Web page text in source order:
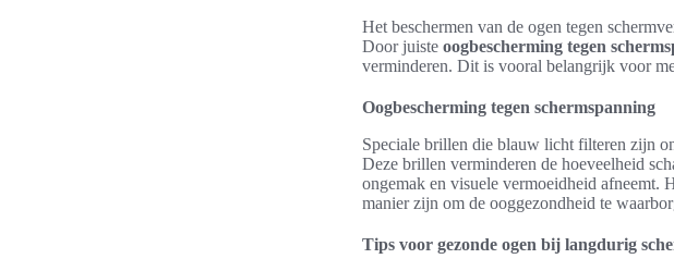
Het beschermen van de ogen tegen
Door juiste oogbescherming tegen
verminderen. Dit is vooral belangrijk voor
Oogbescherming tegen schermspanning
Speciale brillen die blauw licht filteren zijn
Deze brillen verminderen de hoeveelheid
ongemak en visuele vermoeidheid afneemt.
manier zijn om de ooggezondheid te
Tips voor gezonde ogen bij langdurig